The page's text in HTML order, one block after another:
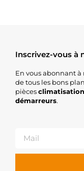
Inscrivez-vous à
En vous abonnant
de tous les bons
piècesclimatisation
démarreurs.